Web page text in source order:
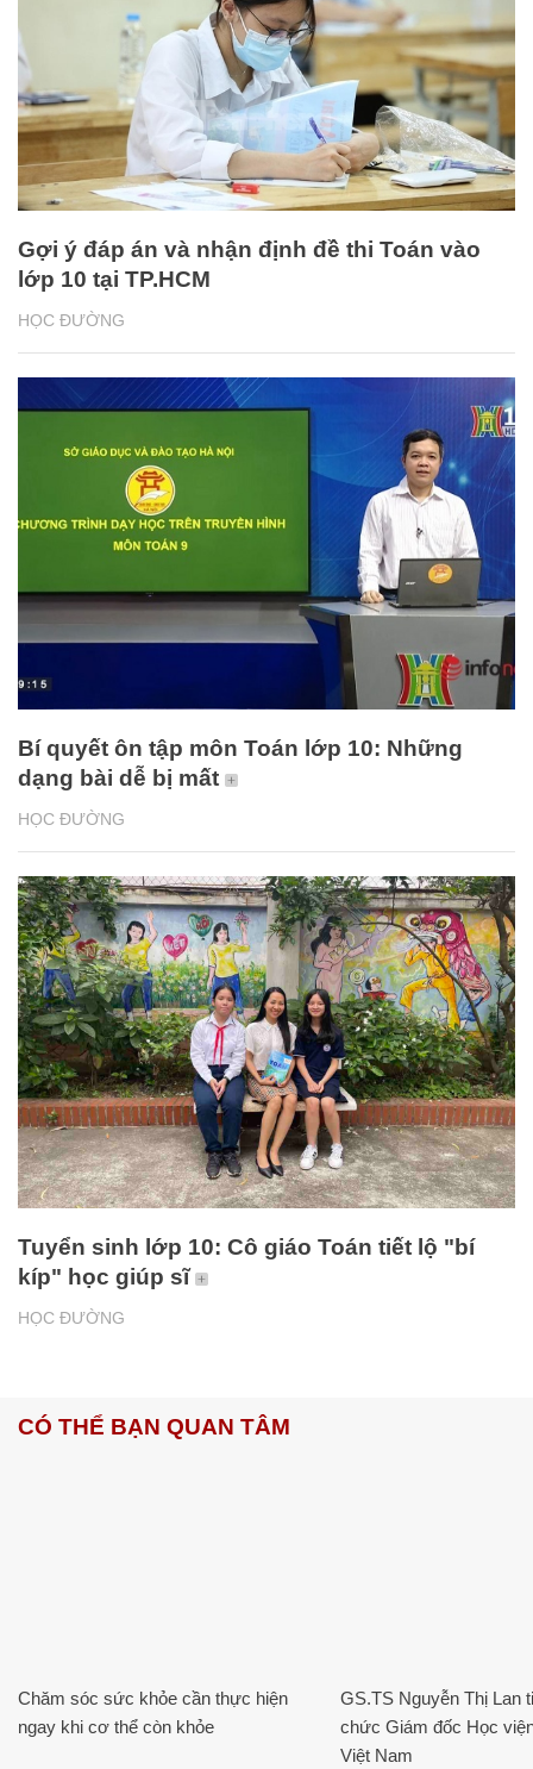
HỌC ĐƯỜNG
Gợi ý đáp án và nhận định đề thi Toán vào
lớp 10 tại TP.HCM
HỌC ĐƯỜNG
Bí quyết ôn tập môn Toán lớp 10: Những
dạng bài dễ bị mất
HỌC ĐƯỜNG
Tuyển sinh lớp 10: Cô giáo Toán tiết lộ "bí
kíp" học giúp sĩ
CÓ THỂ BẠN QUAN TÂM
Chăm sóc sức khỏe cần thực hiện
ngay khi cơ thể còn khỏe
GS.TS Nguyễn Thị Lan
chức Giám đốc Học
Việt Nam